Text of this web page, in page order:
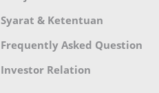
Syarat & Ketentuan
Frequently Asked Question
Investor Relation